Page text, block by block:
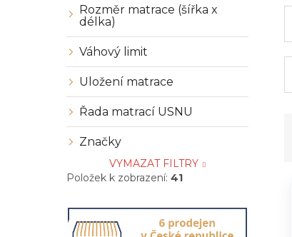
Značky
Rozměr matrace (šířka x
délka)
Řada matrací USNU
Uložení matrace
Váhový limit
VYMAZAT FILTRY
Položek k zobrazení: 41